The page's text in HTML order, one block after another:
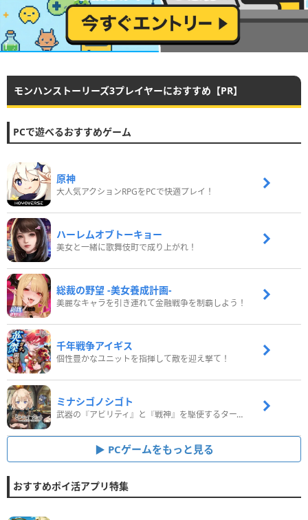
モンハンストーリーズ3プレイヤーにおすすめ【PR】
PCで遊べるおすすめゲーム
原神
大人気アクションRPGをPCで快適プレイ！
ハーレムオブトーキョー
美女と一緒に歌舞伎町で成り上がれ！
総裁の野望 -美女養成計画-
美麗なキャラを引き連れて金融戦争を制覇しよう！
千年戦争アイギス
個性豊かなユニットを指揮して敵を迎え撃て！
ミナシゴノシゴト
武器の『アビリティ』と『戦神』を駆使するターン制コマンドバトルRPG！
PCゲームをもっと見る
おすすめポイ活アプリ特集